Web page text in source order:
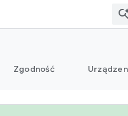
Zgodność